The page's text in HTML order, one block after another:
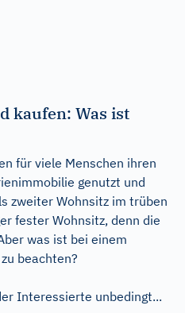
kaufen: Was ist
für viele Menschen ihren
genutzt und
zweiter Wohnsitz im trüben
fester Wohnsitz, denn die
was ist bei einem
beachten?
Interessierte unbedingt...